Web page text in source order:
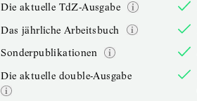
Die aktuelle TdZ-Ausgabe
Das jährliche Arbeitsbuch
Sonderpublikationen
Die aktuelle double-Ausgabe